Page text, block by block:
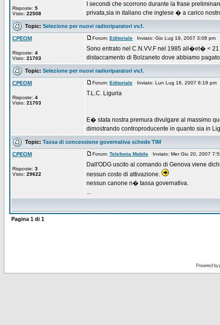
Risposte: 5
Visto: 22508
I secondi che scorrono durante la frase
privata,sia in italiano che inglese � a carico
Topic: Selezione per nuovi radioriparatori vv.f.
CPEOM
Risposte: 4
Visto: 21703
Forum: Editoriale Inviato: Gio Lug 19, 2007 3:08 pm
Sono entrato nel C.N.VV.F nel 1985 all�et� <
distaccamento di Bolzaneto dove abbiamo
Topic: Selezione per nuovi radioriparatori vv.f.
CPEOM
Risposte: 4
Visto: 21703
Forum: Editoriale Inviato: Lun Lug 16, 2007 6:18
T.L.C. Liguria
E� stata nostra premura divulgare al massimo
dimostrando controproducente in quanto sia in
Topic: Tassa di concessione governativa schede TIM
CPEOM
Risposte: 3
Visto: 29622
Forum: Telefonia Mobile Inviato: Mer Giu 20, 2007
Dall'ODG uscito al comando di Genova viene
nessun costo di attivazione.
nessun canone n� tassa governativa.
...
Pagina 1 di 1
Powered by